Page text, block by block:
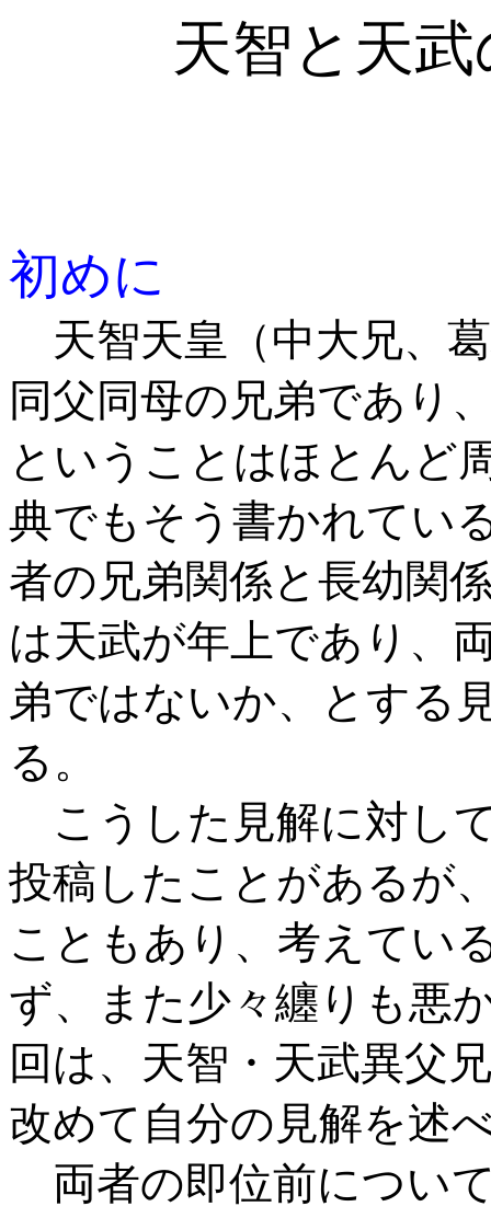
天智と天
初めに
天智天皇（中大兄、
同父同母の兄弟であり
ということはほとんど
典でもそう書かれてい
者の兄弟関係と長幼関
は天武が年上であり、
弟ではないか、とする
る。
こうした見解に対し
投稿したことがあるが
こともあり、考えてい
ず、また少々纏りも悪
回は、天智・天武異父
改めて自分の見解を述
両者の即位前につい